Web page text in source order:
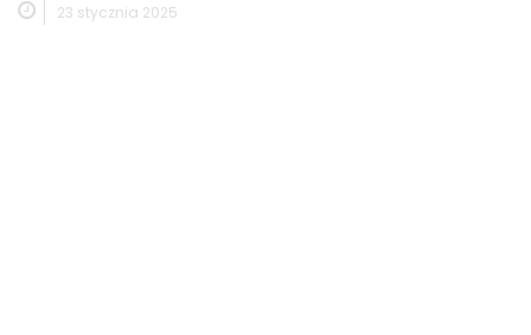
23 stycznia 2025